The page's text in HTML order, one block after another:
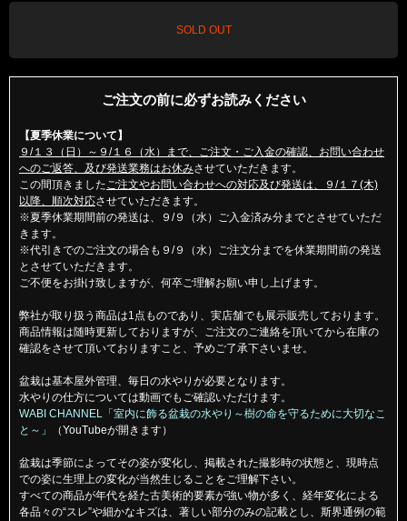
SOLD OUT
ご注文の前に必ずお読みください
【夏季休業について】
９/１３（日）～９/１６（水）まで、ご注文・ご入金の確認、お問い合わせ
へのご返答、及び発送業務はお休みさせていただきます。
この間頂きましたご注文やお問い合わせへの対応及び発送は、９/１７(木)
以降、順次対応させていただきます。
※夏季休業期間前の発送は、９/９（水）ご入金済み分までとさせていただ
きます。
※代引きでのご注文の場合も９/９（水）ご注文分までを休業期間前の発送
とさせていただきます。
ご不便をお掛け致しますが、何卒ご理解お願い申し上げます。
弊社が取り扱う商品は1点ものであり、実店舗でも展示販売しております。
商品情報は随時更新しておりますが、ご注文のご連絡を頂いてから在庫の
確認をさせて頂いておりますこと、予めご了承下さいませ。
盆栽は基本屋外管理、毎日の水やりが必要となります。
水やりの仕方については動画でもご確認いただけます。
WABI CHANNEL「室内に飾る盆栽の水やり～樹の命を守るために大切なこ
と～」
（YouTubeが開きます）
盆栽は季節によってその姿が変化し、掲載された撮影時の状態と、現時点
での姿に生理上の変化が当然生じることをご理解下さい。
すべての商品が年代を経た古美術的要素が強い物が多く、経年変化による
各品々の“スレ”や細かなキズは、著しい部分のみの記載とし、斯界通例の範